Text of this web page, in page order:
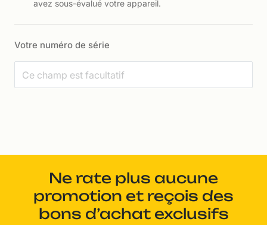
avez sous-évalué votre appareil.
Votre numéro de série
Ne rate plus aucune
promotion et reçois des
bons d’achat exclusifs